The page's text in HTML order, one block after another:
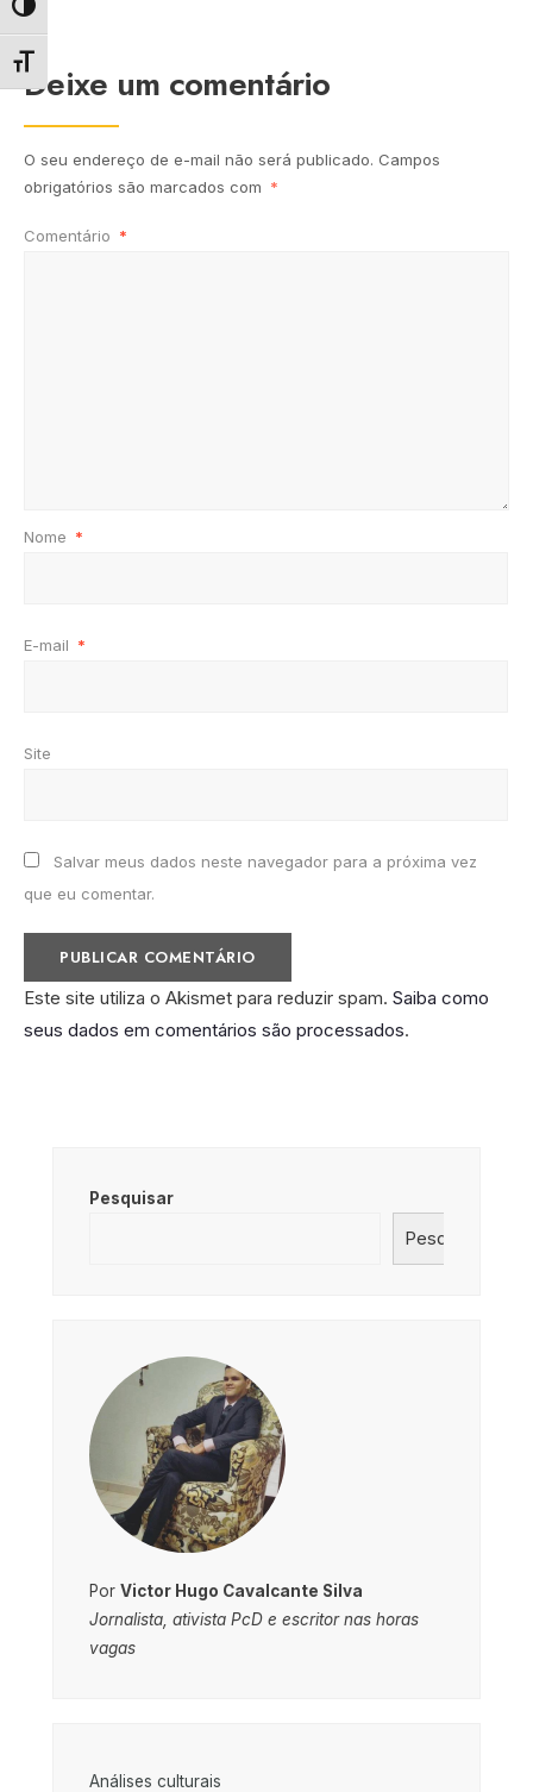
Alternar alto contraste
Alternar tamanho da fonte
Deixe um comentário
O seu endereço de e-mail não será publicado. Campos
obrigatórios são marcados com *
Comentário *
Nome *
E-mail *
Site
Salvar meus dados neste navegador para a próxima vez
que eu comentar.
Este site utiliza o Akismet para reduzir spam. Saiba como
seus dados em comentários são processados.
Pesquisar
Pesquisar
Por Victor Hugo Cavalcante Silva
Jornalista, ativista PcD e escritor nas horas
vagas
Análises culturais